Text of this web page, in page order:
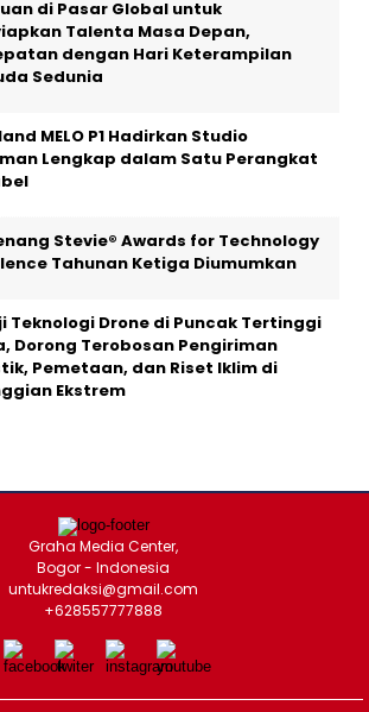
di Pasar Global untuk
Talenta Masa Depan,
dengan Hari Keterampilan
Sedunia
MELO P1 Hadirkan Studio
Lengkap dalam Satu Perangkat
Stevie® Awards for Technology
Tahunan Ketiga Diumumkan
Teknologi Drone di Puncak Tertinggi
Dorong Terobosan Pengiriman
Pemetaan, dan Riset Iklim di
Ekstrem
Graha Media Center,
Bogor - Indonesia
untukredaksi@gmail.com
+628557777888